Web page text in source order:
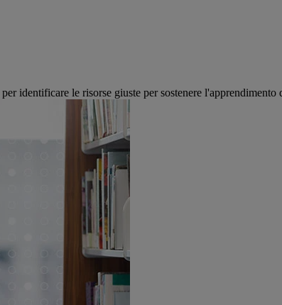
identificare le risorse giuste per sostenere l'apprendimento